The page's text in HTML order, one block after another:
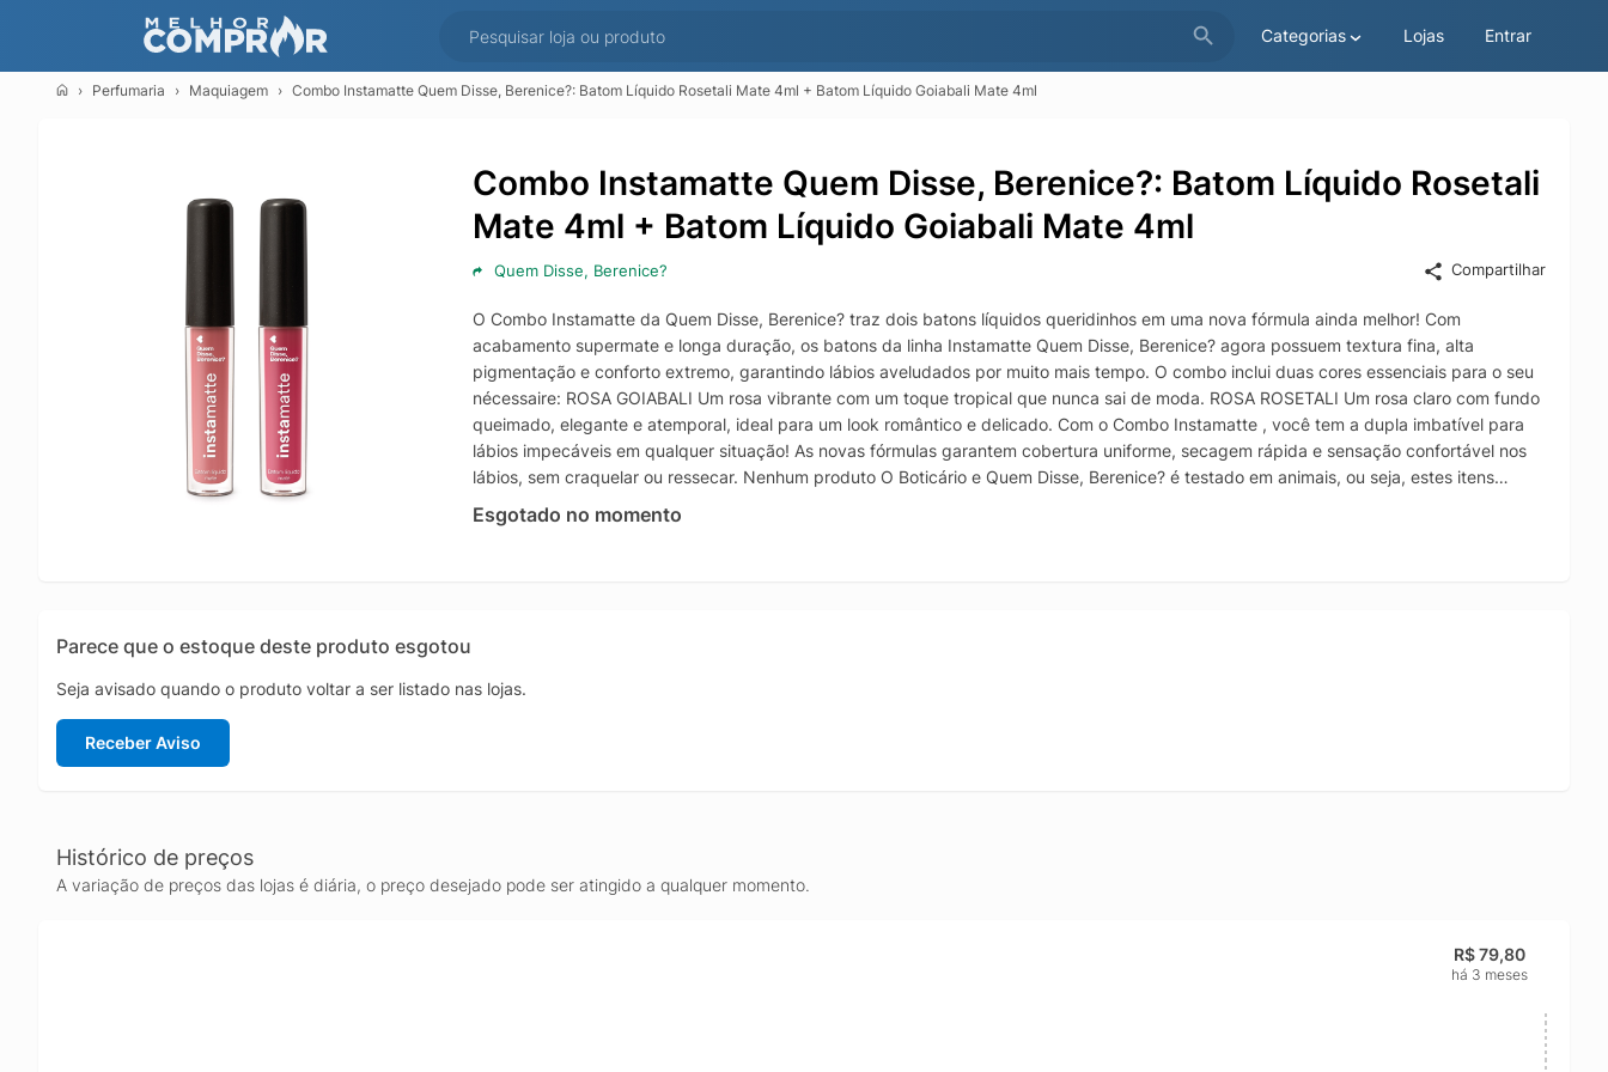
Categorias Lojas Entrar
Perfumaria Maquiagem Combo Instamatte Quem Disse, Berenice?: Batom Líquido Rosetali Mate 4ml + Batom Líquido Goiabali Mate 4ml
Combo Instamatte Quem Disse, Berenice?: Batom Líquido Rosetali
Mate 4ml + Batom Líquido Goiabali Mate 4ml
Quem Disse, Berenice? Compartilhar
O Combo Instamatte da Quem Disse, Berenice? traz dois batons líquidos queridinhos em uma nova fórmula ainda melhor! Com
acabamento supermate e longa duração, os batons da linha Instamatte Quem Disse, Berenice? agora possuem textura fina, alta
pigmentação e conforto extremo, garantindo lábios aveludados por muito mais tempo. O combo inclui duas cores essenciais para o seu
nécessaire: ROSA GOIABALI Um rosa vibrante com um toque tropical que nunca sai de moda. ROSA ROSETALI Um rosa claro com fundo
queimado, elegante e atemporal, ideal para um look romântico e delicado. Com o Combo Instamatte , você tem a dupla imbatível para
lábios impecáveis em qualquer situação! As novas fórmulas garantem cobertura uniforme, secagem rápida e sensação confortável nos
lábios, sem craquelar ou ressecar. Nenhum produto O Boticário e Quem Disse, Berenice? é testado em animais, ou seja, estes itens
possuem selo Cruelty Free.
Esgotado no momento
Parece que o estoque deste produto esgotou
Seja avisado quando o produto voltar a ser listado nas lojas.
Receber Aviso
Histórico de preços
A variação de preços das lojas é diária, o preço desejado pode ser atingido a qualquer momento.
R$ 79,80
há 3 meses